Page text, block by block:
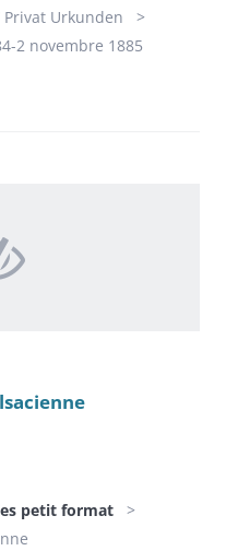
Urkunden
2 novembre 1885
petit format